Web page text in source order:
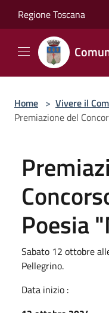
Regione Toscana
Home > Vivere il
Premiazione del
Poesia
Sabato 12 ottobre
Pellegrino.
Data inizio :